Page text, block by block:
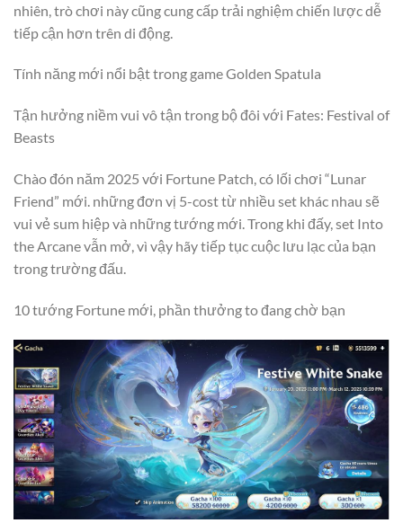
nhiên, trò chơi này cũng cung cấp trải nghiệm chiến lược dễ
tiếp cận hơn trên di động.
Tính năng mới nổi bật trong game Golden Spatula
Tận hưởng niềm vui vô tận trong bộ đôi với Fates: Festival of
Beasts
Chào đón năm 2025 với Fortune Patch, có lối chơi “Lunar
Friend” mới. những đơn vị 5-cost từ nhiều set khác nhau sẽ
vui vẻ sum hiệp và những tướng mới. Trong khi đấy, set Into
the Arcane vẫn mở, vì vậy hãy tiếp tục cuộc lưu lạc của bạn
trong trường đấu.
10 tướng Fortune mới, phần thưởng to đang chờ bạn